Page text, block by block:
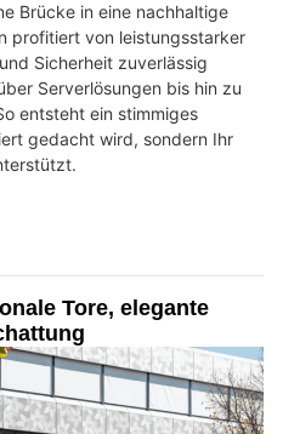
Brücke in eine nachhaltige
profitiert von leistungsstarker
Sicherheit zuverlässig
Serverlösungen bis hin zu
entsteht ein stimmiges
gedacht wird, sondern Ihr
Tore, elegante